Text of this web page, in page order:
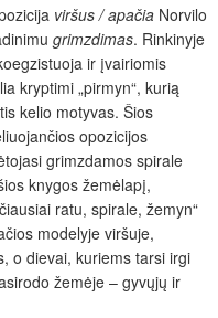
viršus / apačia Norvilo
grimzdimas. Rinkinyje
ir įvairiomis
kryptimi „pirmyn“, kurią
kelio motyvas. Šios
opozicijos
grimzdamos spirale
knygos žemėlapį,
ratu, spirale, žemyn“
modelyje viršuje,
o dievai, kuriems tarsi irgi
žemėje – gyvųjų ir